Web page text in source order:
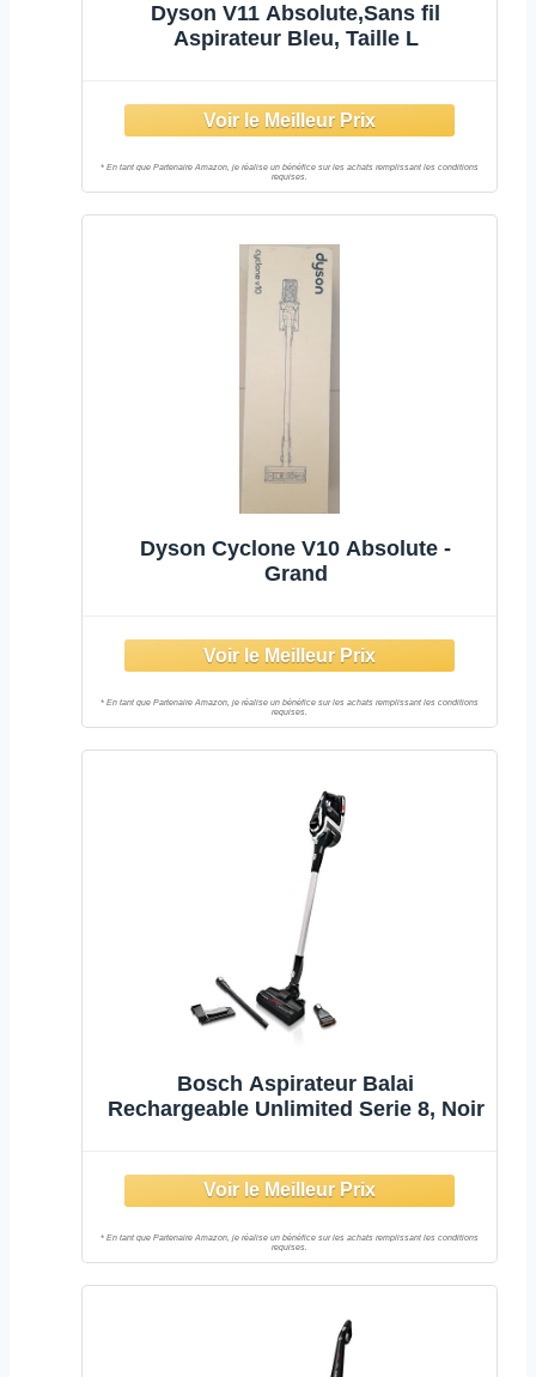
Dyson V11 Absolute,Sans fil
Aspirateur Bleu, Taille L
Dyson Cyclone V10 Absolute -
Grand
Bosch Aspirateur Balai
Rechargeable Unlimited Serie 8, Noir